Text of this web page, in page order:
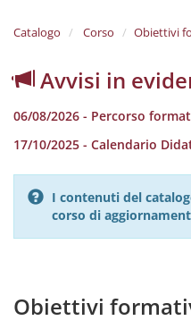
Catalogo Corso Obiettivi
Avvisi in
06/08/2026 - Percorso
17/10/2025 - Calendario
I contenuti del
corso di
Obiettivi